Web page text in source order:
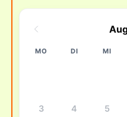
MO DI MI
3 4 5